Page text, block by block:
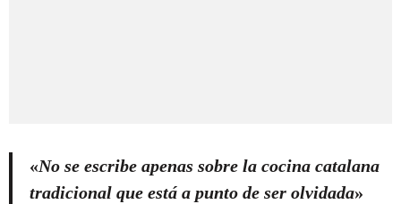
«No se escribe apenas sobre la cocina catalana
tradicional que está a punto de ser olvidada»